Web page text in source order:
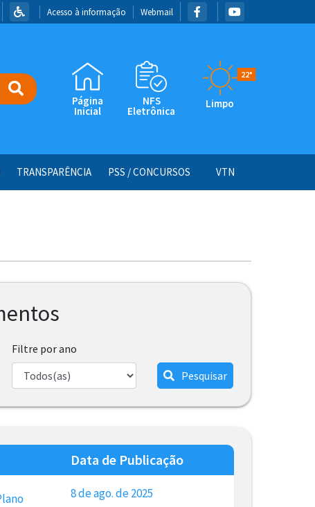
Acesso à informação Webmail
Página
Inicial
NFS
Eletrônica
22°
Limpo
TRANSPARÊNCIA PSS / CONCURSOS VTN
Filtre por ano
Pesquisar
Data de Publicação
8 de ago. de 2025